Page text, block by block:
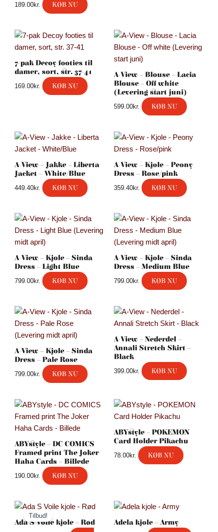
189.00kr. KØB NU
7-pak Decoy footies til
damer, sort, str. 37-41
169.00kr. KØB NU
A-View – Blouse – Lacia
Blouse – Off white
(Levering start juni)
599.00kr. KØB NU
A-View – Jakke – Liberta
Jacket – White/Blue
449.40kr. KØB NU
A-View – Kjole – Peony
Dress – Rose/pink
359.40kr. KØB NU
A-View – Kjole – Sinda
Dress – Light Blue
799.00kr. KØB NU
A-View – Kjole – Sinda
Dress – Medium Blue
799.00kr. KØB NU
A-View – Kjole – Sinda
Dress – Pale Rose
799.00kr. KØB NU
A-View – Nederdel –
Annali Stretch Skirt –
Black
399.00kr. KØB NU
ABYstyle – DC COMICS
Framed print The Joker
Haha Cards – Billede
190.00kr. KØB NU
ABYstyle – POKEMON
Card Holder Pikachu
78.00kr. KØB NU
Tilbud!
Ada S Voile kjole – Rød
Den
oprindelige
pris
Den
pris
er:
Adela kjole – Army